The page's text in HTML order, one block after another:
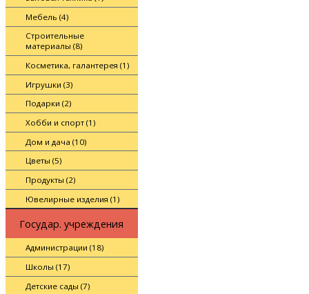
Мебель (4)
Строительные
материалы (8)
Косметика, галантерея (1)
Игрушки (3)
Подарки (2)
Хобби и спорт (1)
Дом и дача (10)
Цветы (5)
Продукты (2)
Ювелирные изделия (1)
Государ. учреждения
Администрации (18)
Школы (17)
Детские сады (7)